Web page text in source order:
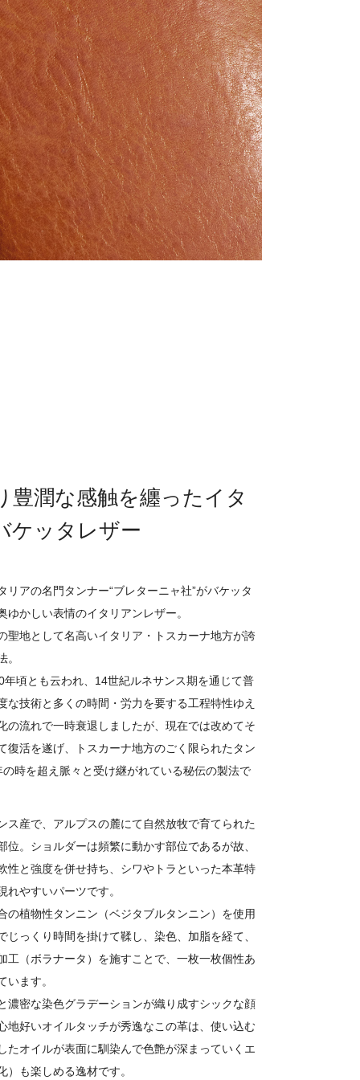
豊潤な感触を纏ったイタ
ケッタレザー
リアの名門タンナー“ブレターニャ社”がバケッタ
ゆかしい表情のイタリアンレザー。
聖地として名高いイタリア・トスカーナ地方が誇
。
年頃とも云われ、14世紀ルネサンス期を通じて普
な技術と多くの時間・労力を要する工程特性ゆえ
の流れで一時衰退しましたが、現在では改めてそ
復活を遂げ、トスカーナ地方のごく限られたタン
時を超え脈々と受け継がれている秘伝の製法で
ス産で、アルプスの麓にて自然放牧で育てられた
位。ショルダーは頻繁に動かす部位であるが故、
性と強度を併せ持ち、シワやトラといった本革特
れやすいパーツです。
の植物性タンニン（ベジタブルタンニン）を使用
じっくり時間を掛けて鞣し、染色、加脂を経て、
工（ボラナータ）を施すことで、一枚一枚個性あ
います。
濃密な染色グラデーションが織り成すシックな顔
地好いオイルタッチが秀逸なこの革は、使い込む
たオイルが表面に馴染んで色艶が深まっていくエ
）も楽しめる逸材です。